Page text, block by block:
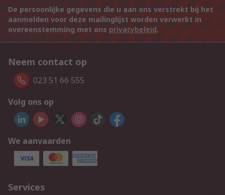
De persoonlijke gegevens die u aan ons verstrekt bij het
aanmelden voor deze mailinglijst worden verwerkt in
overeenstemming met ons privacybeleid.
Neem contact op
023 51 66 555
Volg ons op
We aanvaarden
Services